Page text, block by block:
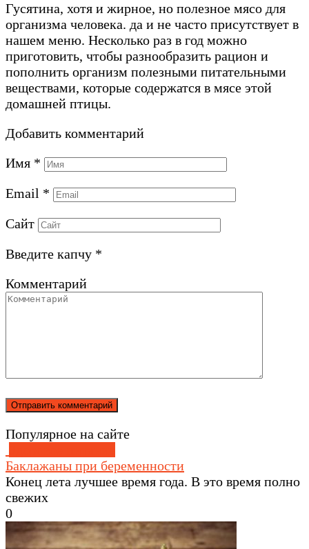
Гусятина, хотя и жирное, но полезное мясо для
организма человека. да и не часто присутствует в
нашем меню. Несколько раз в год можно
приготовить, чтобы разнообразить рацион и
пополнить организм полезными питательными
веществами, которые содержатся в мясе этой
домашней птицы.
Добавить комментарий
Имя *
Email *
Сайт
Введите капчу *
Комментарий
Популярное на сайте
Баклажаны при беременности
Конец лета лучшее время года. В это время полно
свежих
0